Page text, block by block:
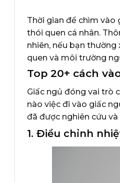
Thời gian để chìm vào
thói quen cá nhân.
nhiên, nếu bạn
quen và môi trường
Top 20+ cách
Giấc ngủ đóng vai trò
nào việc đi vào giấc
đã được nghiên cứu
1. Điều chỉnh